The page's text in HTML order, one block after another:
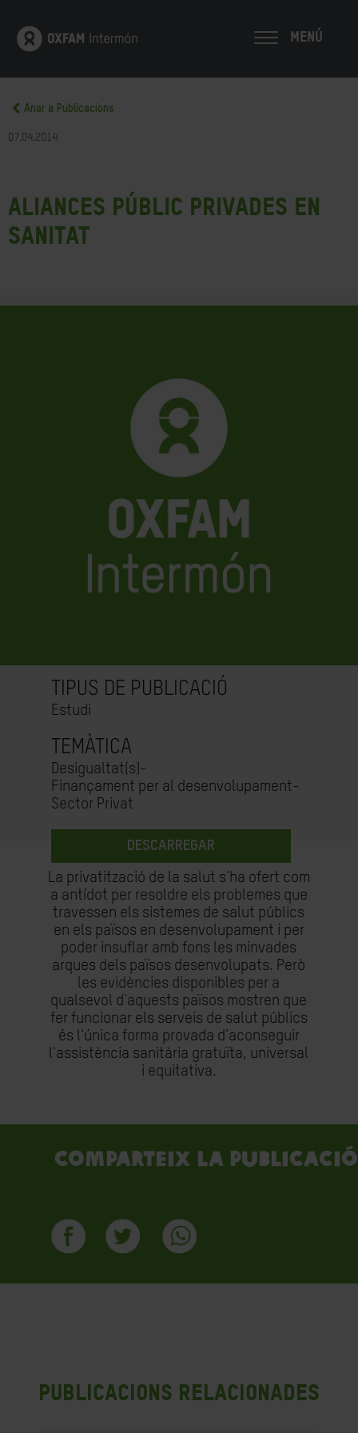
MENÚ
Anar a Publicacions
07.04.2014
Aliances públic privades en
sanitat
TIPUS DE PUBLICACIÓ
Estudi
TEMÀTICA
Desigualtat(s)-
Finançament per al desenvolupament-
Sector Privat
DESCARREGAR
La privatització de la salut s'ha ofert com
a antídot per resoldre els problemes que
travessen els sistemes de salut públics
en els països en desenvolupament i per
poder insuflar amb fons les minvades
arques dels països desenvolupats. Però
les evidències disponibles per a
qualsevol d'aquests països mostren que
fer funcionar els serveis de salut públics
és l'única forma provada d'aconseguir
l'assistència sanitària gratuïta, universal
i equitativa.
Comparteix la publicació
Publicacions Relacionades